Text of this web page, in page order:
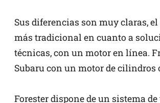
Sus diferencias son muy claras, el
más tradicional en cuanto a
técnicas, con un motor en línea.
Subaru con un motor de cilindros
Forester dispone de un sistema